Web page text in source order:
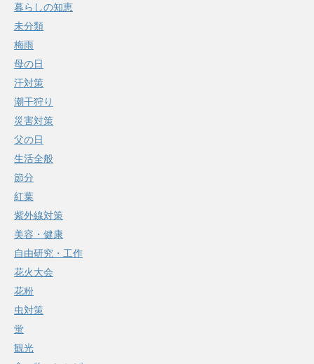
暮らしの知恵
未分類
梅雨
母の日
汗対策
潮干狩り
災害対策
父の日
生活全般
節分
紅葉
紫外線対策
美容・健康
自由研究・工作
花火大会
花粉
虫対策
蛍
観光